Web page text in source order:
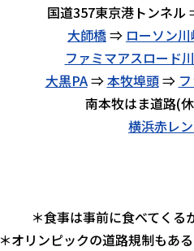
国道357東京港トンネ
大師橋⇒ ローソン
ファミマアスロード
大黒PA⇒本牧埠頭⇒
南本牧はま道路(
横浜赤レ
＊食事は事前に食べてく
＊オリンピックの道路規制もあ